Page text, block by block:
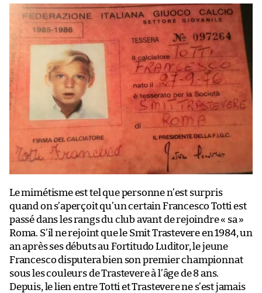
Le mimétisme est tel que personne n’est surpris
quand on s’aperçoit qu’un certain Francesco Totti est
passé dans les rangs du club avant de rejoindre « sa »
Roma. S’il ne rejoint que le Smit Trastevere en 1984, un
an après ses débuts au Fortitudo Luditor, le jeune
Francesco disputera bien son premier championnat
sous les couleurs de Trastevere à l’âge de 8 ans.
Depuis, le lien entre Totti et Trastevere ne s’est jamais